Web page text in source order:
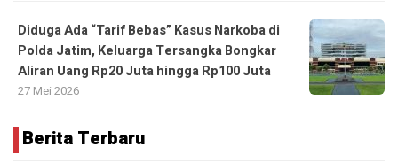
Diduga Ada “Tarif Bebas” Kasus Narkoba di
Polda Jatim, Keluarga Tersangka Bongkar
Aliran Uang Rp20 Juta hingga Rp100 Juta
27 Mei 2026
Berita Terbaru